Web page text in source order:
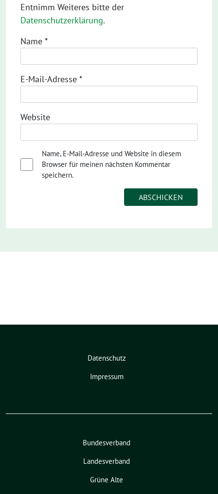
Entnimm Weiteres bitte der
Datenschutzerklärung.
Name *
E-Mail-Adresse *
Website
Name, E-Mail-Adresse und Website in diesem
Browser für meinen nächsten Kommentar
speichern.
Datenschutz
Impressum
Bundesverband
Landesverband
Grüne Alte